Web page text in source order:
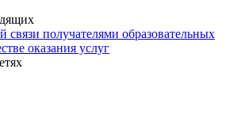
связи получателями образовательных
оказания услуг